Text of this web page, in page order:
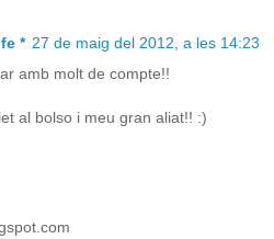
* 27 de maig del 2012, a les 14:23
amb molt de compte!!
al bolso i meu gran aliat!! :)